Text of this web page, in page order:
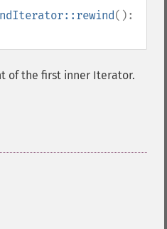
():
of the first inner Iterator.